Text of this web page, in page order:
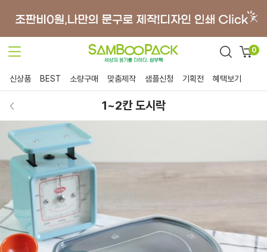
0
신상품 BEST 소량구매 맞춤제작 샘플신청 기획전 혜택보기
1~2칸 도시락